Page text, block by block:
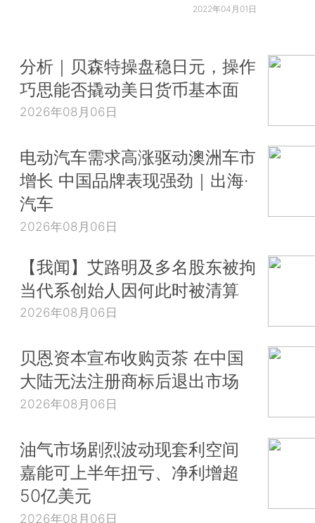
2022年04月01日
分析｜贝森特操盘稳日元，操作
巧思能否撬动美日货币基本面
2026年08月06日
电动汽车需求高涨驱动澳洲车市
增长 中国品牌表现强劲｜出海·
汽车
2026年08月06日
【我闻】艾路明及多名股东被拘
当代系创始人因何此时被清算
2026年08月06日
贝恩资本宣布收购贡茶 在中国
大陆无法注册商标后退出市场
2026年08月06日
油气市场剧烈波动现套利空间
嘉能可上半年扭亏、净利增超
50亿美元
2026年08月06日